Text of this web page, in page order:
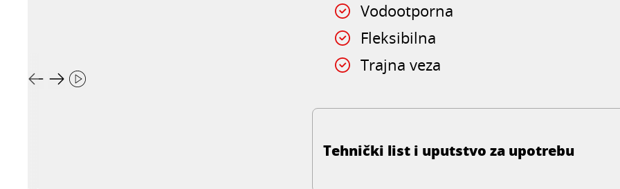
Vodootporna
Fleksibilna
Trajna veza
Tehnički list i uputstvo za upotrebu